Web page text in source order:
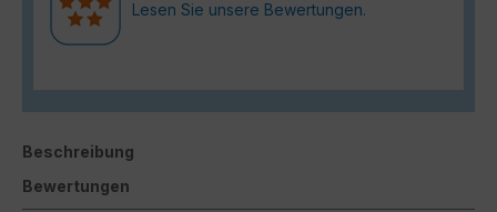
Lesen Sie unsere Bewertungen.
Beschreibung
Bewertungen